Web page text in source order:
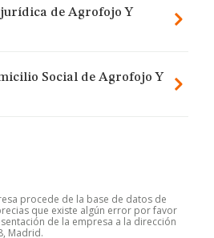
de Agrofojo Y
Social de Agrofojo Y
procede de la base de datos de
que existe algún error por favor
de la empresa a la dirección
Madrid.